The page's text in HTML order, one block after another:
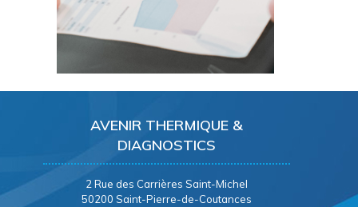
AVENIR THERMIQUE &
DIAGNOSTICS
2 Rue des Carrières Saint-Michel
50200 Saint-Pierre-de-Coutances